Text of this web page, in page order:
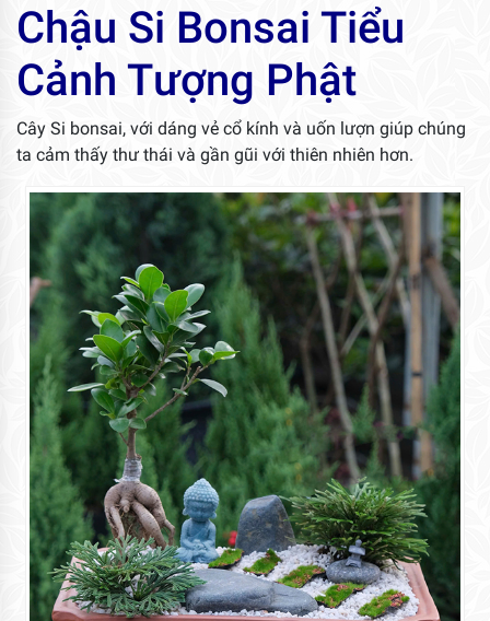
Chậu Si Bonsai Tiểu
Cảnh Tượng Phật
Cây Si bonsai, với dáng vẻ cổ kính và uốn lượn giúp chúng
ta cảm thấy thư thái và gần gũi với thiên nhiên hơn.